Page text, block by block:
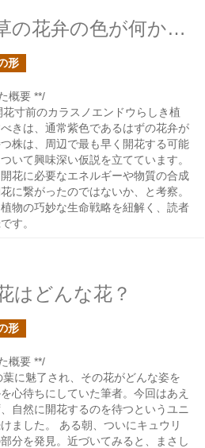
開花が早そうな草の花弁の色が何か違う
形
概要 **/
寸前のカラスノエンドウらしき植
きは、通常紫色であるはずの花弁が
株は、周辺で最も早く開花する可能
いて興味深い仮説を立てています。
花に必要なエネルギーや物質の合成
に繋がったのではないか、と考察。
物の巧妙な生命戦略を紐解く、読者
す。
はどんな花？
形
概要 **/
に魅了され、その花がどんな姿を
心待ちにしていた筆者。今回はあえ
自然に開花するのを待つというユニ
ました。 ある朝、ついにキュウリ
分を発見。近づいてみると、まさし